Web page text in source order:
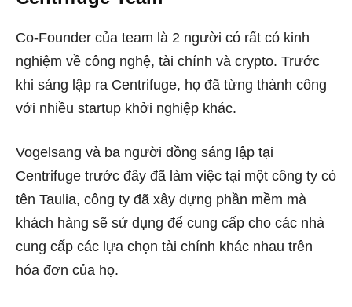
Co-Founder của team là 2 người có rất có kinh
nghiệm về công nghệ, tài chính và crypto. Trước
khi sáng lập ra Centrifuge, họ đã từng thành công
với nhiều startup khởi nghiệp khác.
Vogelsang và ba người đồng sáng lập tại
Centrifuge trước đây đã làm việc tại một công ty có
tên Taulia, công ty đã xây dựng phần mềm mà
khách hàng sẽ sử dụng để cung cấp cho các nhà
cung cấp các lựa chọn tài chính khác nhau trên
hóa đơn của họ.